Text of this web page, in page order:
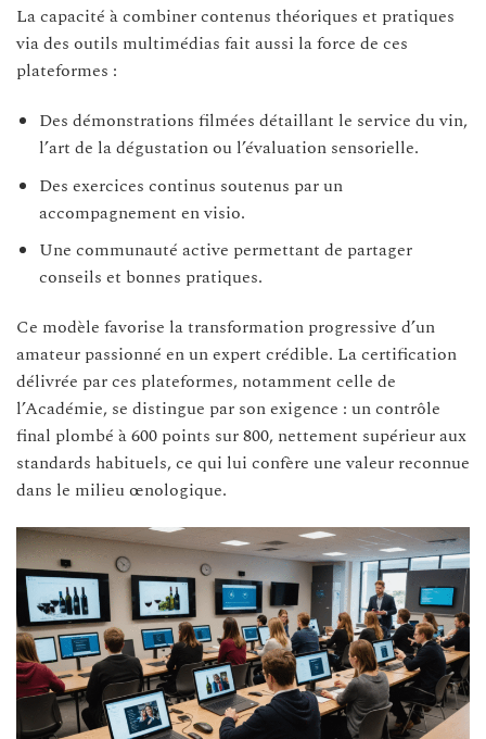
La capacité à combiner contenus théoriques et pratiques
via des outils multimédias fait aussi la force de ces
plateformes :
Des démonstrations filmées détaillant le service du vin,
l’art de la dégustation ou l’évaluation sensorielle.
Des exercices continus soutenus par un
accompagnement en visio.
Une communauté active permettant de partager
conseils et bonnes pratiques.
Ce modèle favorise la transformation progressive d’un
amateur passionné en un expert crédible. La certification
délivrée par ces plateformes, notamment celle de
l’Académie, se distingue par son exigence : un contrôle
final plombé à 600 points sur 800, nettement supérieur aux
standards habituels, ce qui lui confère une valeur reconnue
dans le milieu œnologique.